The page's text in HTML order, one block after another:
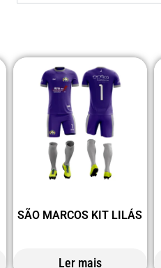
SÃO MARCOS KIT LILÁS
Ler mais